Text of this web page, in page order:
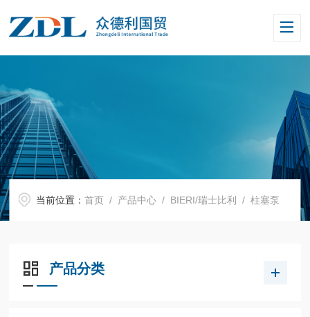
当前位置：首页 / 产品中心 / BIERI/瑞士比利 /柱塞泵
产品分类